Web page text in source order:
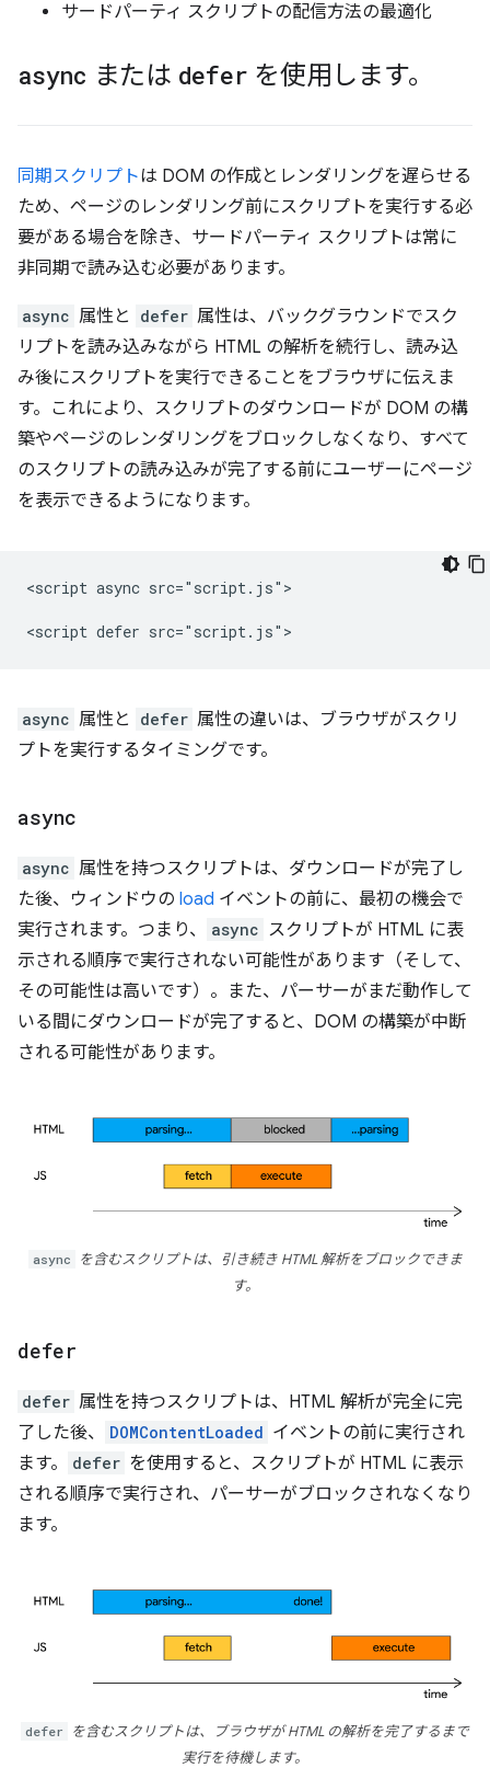
サードパーティ スクリプトの配信方法の最適化
async または defer を使用します。
同期スクリプトは DOM の作成とレンダリングを遅らせる
ため、ページのレンダリング前にスクリプトを実行する必
要がある場合を除き、サードパーティ スクリプトは常に
非同期で読み込む必要があります。
async 属性と defer 属性は、バックグラウンドでスク
リプトを読み込みながら HTML の解析を続行し、読み込
み後にスクリプトを実行できることをブラウザに伝えま
す。これにより、スクリプトのダウンロードが DOM の構
築やページのレンダリングをブロックしなくなり、すべて
のスクリプトの読み込みが完了する前にユーザーにページ
を表示できるようになります。
<script async src="script.js">
async 属性と defer 属性の違いは、ブラウザがスクリ
プトを実行するタイミングです。
async
async 属性を持つスクリプトは、ダウンロードが完了し
た後、ウィンドウの load イベントの前に、最初の機会で
実行されます。つまり、
async スクリプトが HTML に表
示される順序で実行されない可能性があります（そして、
その可能性は高いです）。また、パーサーがまだ動作して
いる間にダウンロードが完了すると、DOM の構築が中断
される可能性があります。
async
を含むスクリプトは、引き続き HTML 解析をブロックできま
す。
defer
defer 属性を持つスクリプトは、HTML 解析が完全に完
了した後、
DOMContentLoaded イベントの前に実行され
ます。
defer を使用すると、スクリプトが HTML に表示
される順序で実行され、パーサーがブロックされなくなり
ます。
defer
を含むスクリプトは、ブラウザが HTML の解析を完了するまで
実行を待機します。